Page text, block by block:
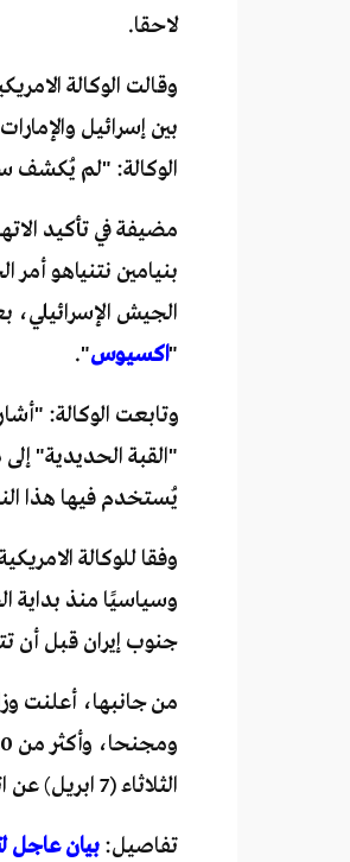
لاحقا.
وقالت الوكالة
بين إسرائيل
الوكالة: "لم يُكشف
مضيفة في تأكيد
بنيامين نتنياهو
الجيش الإسرائيلي،
"اكسيوس".
وتابعت الوكالة:
"القبة الحديدية"
يُستخدم فيها هذا
وفقا للوكالة
وسياسيًا منذ بداية
جنوب إيران قبل أن
الثلاثاء (7 ابريل) عن اتفاق ايقاف الحرب واجراء مفاوضات في باكستان للاتفاق على تفاصيل 10 نقاط رئيسة.
تفاصيل: بيان عاجل